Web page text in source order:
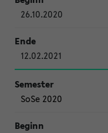
26.10.2020
12.02.2021
SoSe 2020